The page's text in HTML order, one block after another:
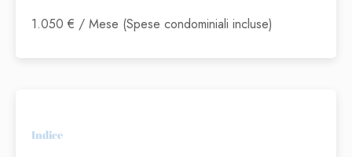
1.050 € / Mese (Spese condominiali incluse)
Indice